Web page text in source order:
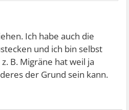
infektiösen Gründen
so gut wie egal.
Ich habe auch die
und ich bin selbst
B. Migräne hat weil ja
der Grund sein kann.